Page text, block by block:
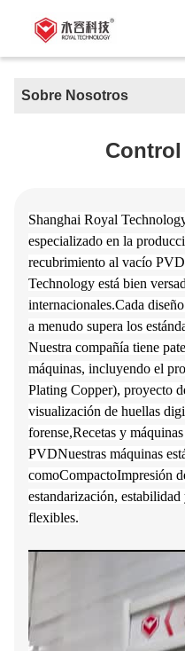
Sobre Nosotros
Shanghai Royal
especializado en la
recubrimiento al vacío
Technology está bien
internacionales.Cada
a menudo supera los
Nuestra compañía tiene
máquinas, incluyendo el
Plating Copper), proyecto
visualización de huellas
forense,Recetas y
PVDNuestras máquinas
comoCompactoImpresión
estandarización,
flexibles.